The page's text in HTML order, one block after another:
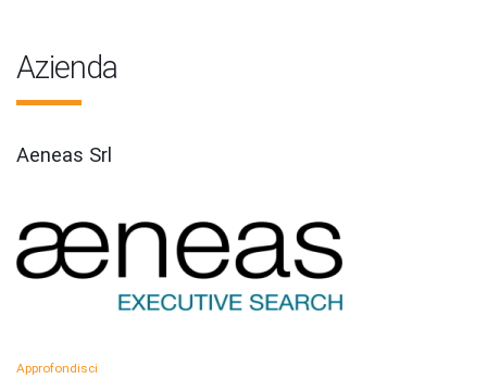
Azienda
Aeneas Srl
Approfondisci